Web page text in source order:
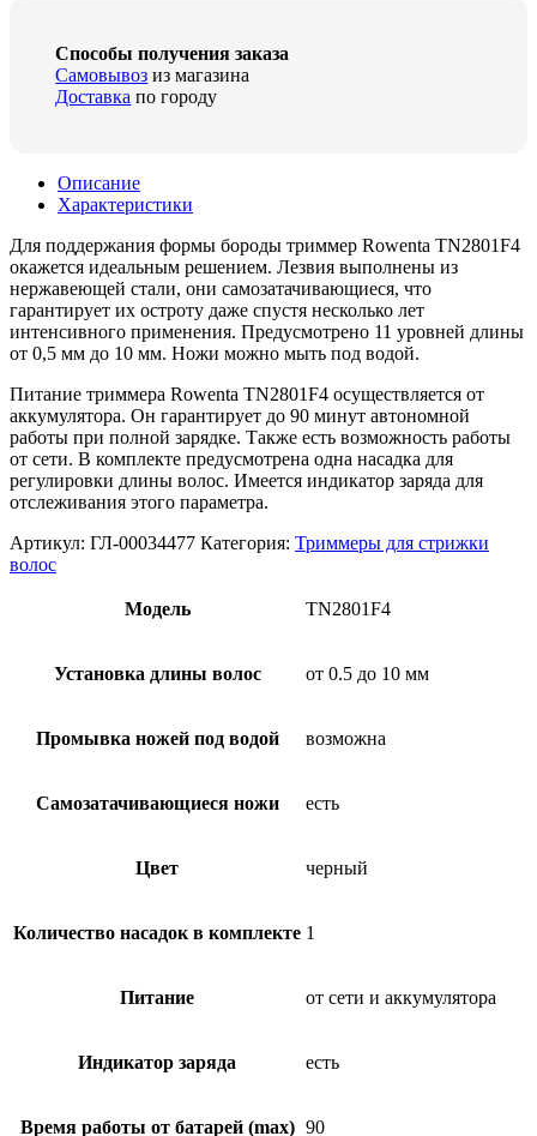
Способы получения заказа
Самовывоз из магазина
Доставка по городу
Описание
Характеристики
Для поддержания формы бороды триммер Rowenta TN2801F4
окажется идеальным решением. Лезвия выполнены из
нержавеющей стали, они самозатачивающиеся, что
гарантирует их остроту даже спустя несколько лет
интенсивного применения. Предусмотрено 11 уровней длины
от 0,5 мм до 10 мм. Ножи можно мыть под водой.
Питание триммера Rowenta TN2801F4 осуществляется от
аккумулятора. Он гарантирует до 90 минут автономной
работы при полной зарядке. Также есть возможность работы
от сети. В комплекте предусмотрена одна насадка для
регулировки длины волос. Имеется индикатор заряда для
отслеживания этого параметра.
Артикул: ГЛ-00034477 Категория: Триммеры для стрижки
волос
Модель TN2801F4
Установка длины волос от 0.5 до 10 мм
Промывка ножей под водой возможна
Самозатачивающиеся ножи есть
Цвет черный
Количество насадок в комплекте 1
Питание от сети и аккумулятора
Индикатор заряда есть
Время работы от батарей (max) 90